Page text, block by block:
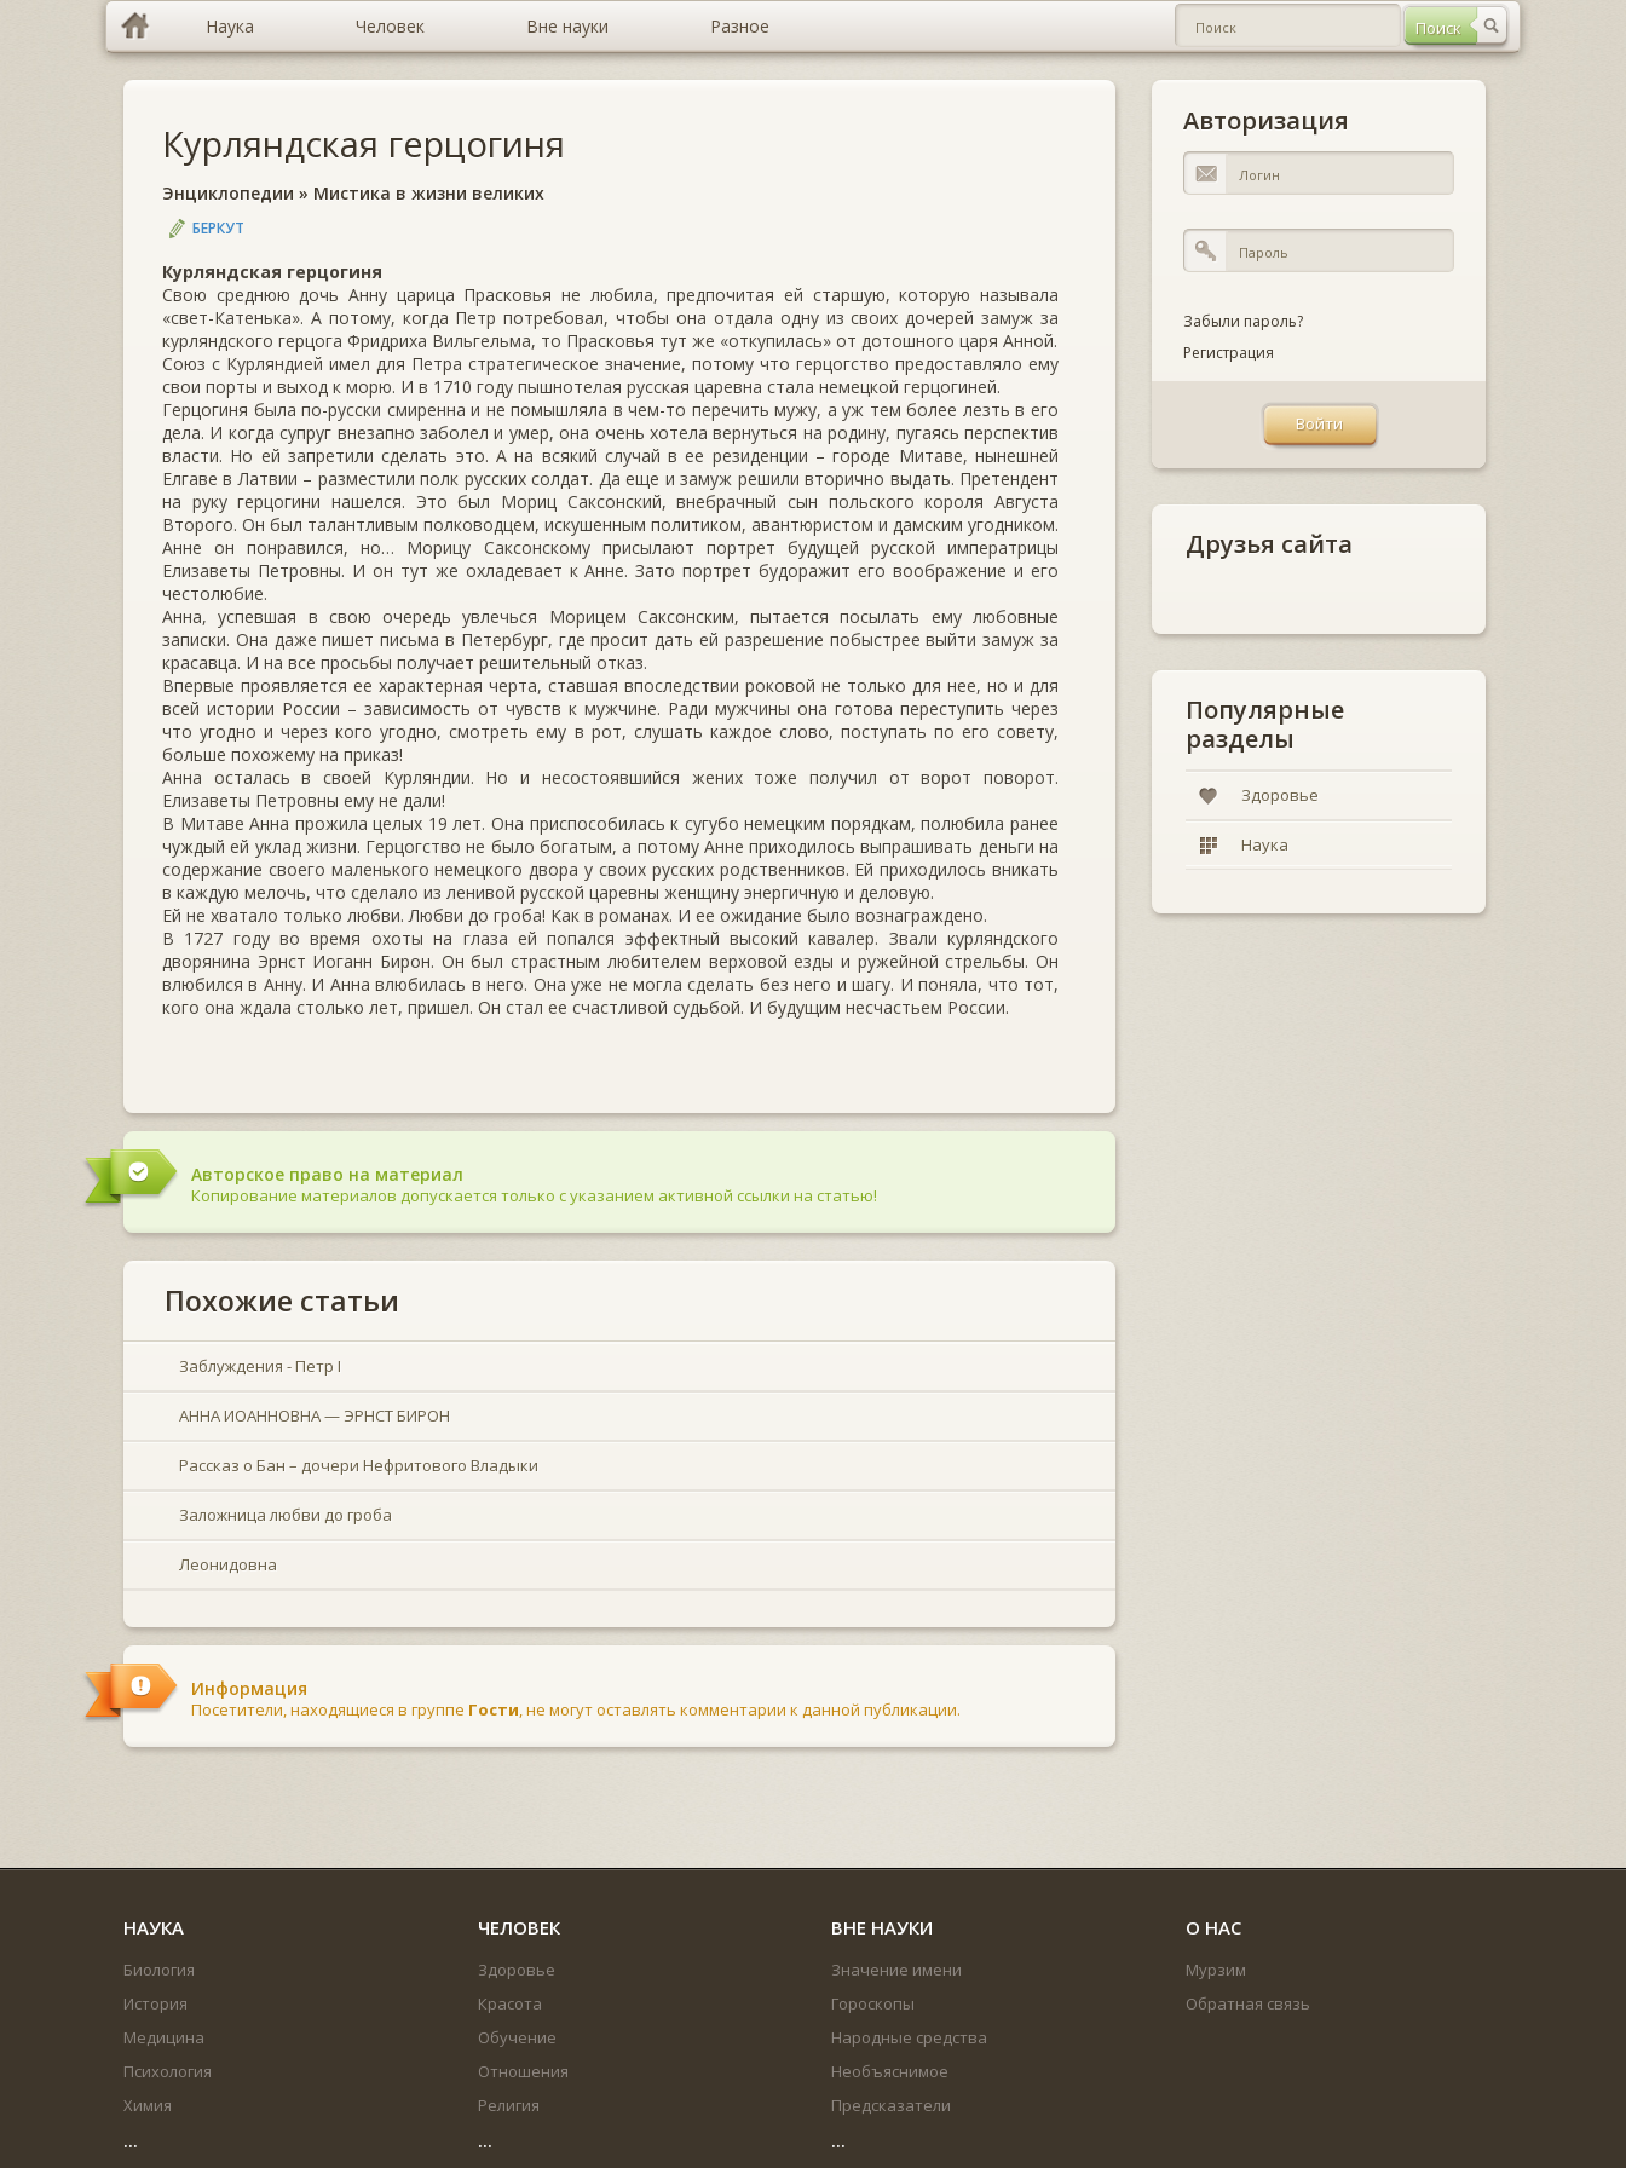
Наука Человек Вне науки Разное
Курляндская герцогиня
Энциклопедии » Мистика в жизни великих
БЕРКУТ
Курляндская герцогиня
Свою среднюю дочь Анну царица Прасковья не любила, предпочитая ей старшую, которую называла
«свет-Катенька». А потому, когда Петр потребовал, чтобы она отдала одну из своих дочерей замуж за
курляндского герцога Фридриха Вильгельма, то Прасковья тут же «откупилась» от дотошного царя Анной.
Союз с Курляндией имел для Петра стратегическое значение, потому что герцогство предоставляло ему
свои порты и выход к морю. И в 1710 году пышнотелая русская царевна стала немецкой герцогиней.
Герцогиня была по-русски смиренна и не помышляла в чем-то перечить мужу, а уж тем более лезть в его
дела. И когда супруг внезапно заболел и умер, она очень хотела вернуться на родину, пугаясь перспектив
власти. Но ей запретили сделать это. А на всякий случай в ее резиденции – городе Митаве, нынешней
Елгаве в Латвии – разместили полк русских солдат. Да еще и замуж решили вторично выдать. Претендент
на руку герцогини нашелся. Это был Мориц Саксонский, внебрачный сын польского короля Августа
Второго. Он был талантливым полководцем, искушенным политиком, авантюристом и дамским угодником.
Анне он понравился, но… Морицу Саксонскому присылают портрет будущей русской императрицы
Елизаветы Петровны. И он тут же охладевает к Анне. Зато портрет будоражит его воображение и его
честолюбие.
Анна, успевшая в свою очередь увлечься Морицем Саксонским, пытается посылать ему любовные
записки. Она даже пишет письма в Петербург, где просит дать ей разрешение побыстрее выйти замуж за
красавца. И на все просьбы получает решительный отказ.
Впервые проявляется ее характерная черта, ставшая впоследствии роковой не только для нее, но и для
всей истории России – зависимость от чувств к мужчине. Ради мужчины она готова переступить через
что угодно и через кого угодно, смотреть ему в рот, слушать каждое слово, поступать по его совету,
больше похожему на приказ!
Анна осталась в своей Курляндии. Но и несостоявшийся жених тоже получил от ворот поворот.
Елизаветы Петровны ему не дали!
В Митаве Анна прожила целых 19 лет. Она приспособилась к сугубо немецким порядкам, полюбила ранее
чуждый ей уклад жизни. Герцогство не было богатым, а потому Анне приходилось выпрашивать деньги на
содержание своего маленького немецкого двора у своих русских родственников. Ей приходилось вникать
в каждую мелочь, что сделало из ленивой русской царевны женщину энергичную и деловую.
Ей не хватало только любви. Любви до гроба! Как в романах. И ее ожидание было вознаграждено.
В 1727 году во время охоты на глаза ей попался эффектный высокий кавалер. Звали курляндского
дворянина Эрнст Иоганн Бирон. Он был страстным любителем верховой езды и ружейной стрельбы. Он
влюбился в Анну. И Анна влюбилась в него. Она уже не могла сделать без него и шагу. И поняла, что тот,
кого она ждала столько лет, пришел. Он стал ее счастливой судьбой. И будущим несчастьем России.
Авторское право на материал
Копирование материалов допускается только с указанием активной ссылки на статью!
Похожие статьи
Заблуждения - Петр I
АННА ИОАННОВНА — ЭРНСТ БИРОН
Рассказ о Бан – дочери Нефритового Владыки
Заложница любви до гроба
Леонидовна
Информация
Посетители, находящиеся в группе Гости, не могут оставлять комментарии к данной публикации.
Авторизация
Забыли пароль?
Регистрация
Друзья сайта
Популярные
разделы
Здоровье
Наука
НАУКА
Биология
История
Медицина
Психология
Химия
...
ЧЕЛОВЕК
Здоровье
Красота
Обучение
Отношения
Религия
...
ВНЕ НАУКИ
Значение имени
Гороскопы
Народные средства
Необъяснимое
Предсказатели
...
О НАС
Мурзим
Обратная связь